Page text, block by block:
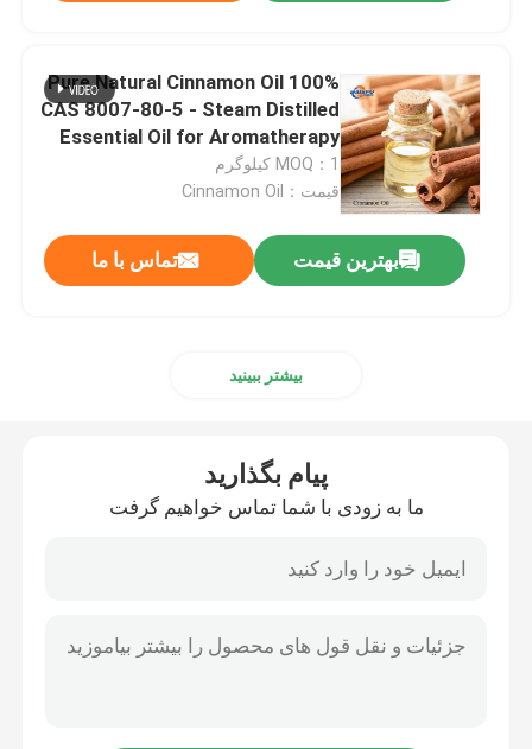
100% Pure Natural Cinnamon Oil
CAS 8007-80-5 - Steam Distilled
Essential Oil for Aromatherapy
Flavoring
MOQ：1 کیلوگرم
قیمت：Cinnamon Oil
بهترین قیمت تماس با ما
بیشتر ببینید
پیام بگذارید
ما به زودی با شما تماس خواهیم گرفت